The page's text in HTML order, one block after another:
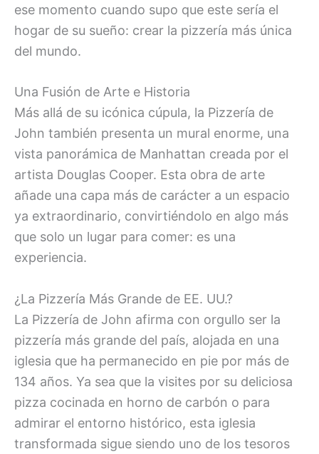
ese momento cuando supo que este sería el
hogar de su sueño: crear la pizzería más única
del mundo.
Una Fusión de Arte e Historia
Más allá de su icónica cúpula, la Pizzería de
John también presenta un mural enorme, una
vista panorámica de Manhattan creada por el
artista Douglas Cooper. Esta obra de arte
añade una capa más de carácter a un espacio
ya extraordinario, convirtiéndolo en algo más
que solo un lugar para comer: es una
experiencia.
¿La Pizzería Más Grande de EE. UU.?
La Pizzería de John afirma con orgullo ser la
pizzería más grande del país, alojada en una
iglesia que ha permanecido en pie por más de
134 años. Ya sea que la visites por su deliciosa
pizza cocinada en horno de carbón o para
admirar el entorno histórico, esta iglesia
transformada sigue siendo uno de los tesoros